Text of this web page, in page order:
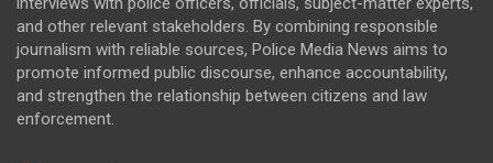
and other relevant stakeholders. By combining responsible
journalism with reliable sources, Police Media News aims to
promote informed public discourse, enhance accountability,
and strengthen the relationship between citizens and law
enforcement.